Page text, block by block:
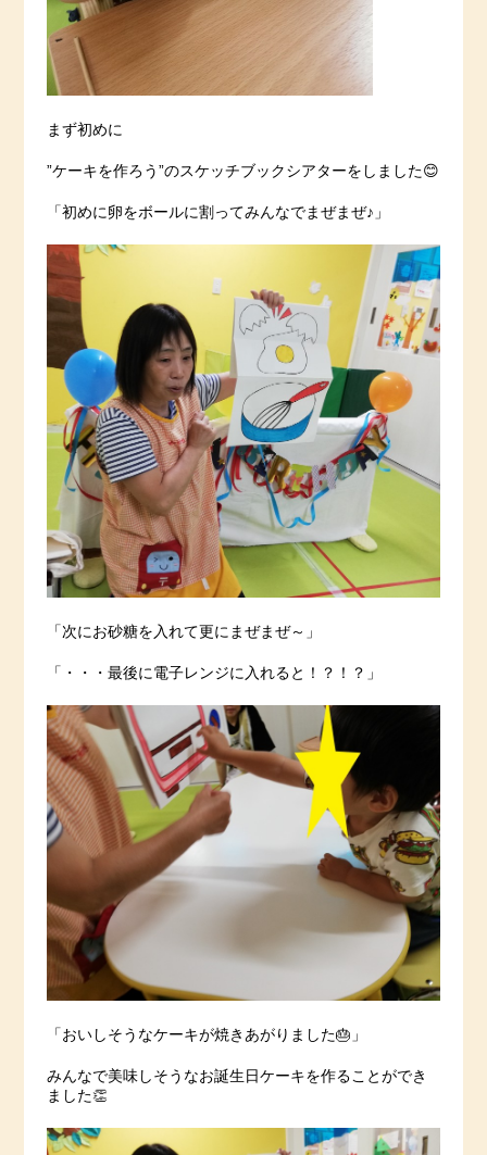
まず初めに
”ケーキを作ろう”のスケッチブックシアターをしました😊
「初めに卵をボールに割ってみんなでまぜまぜ♪」
「次にお砂糖を入れて更にまぜまぜ～」
「・・・最後に電子レンジに入れると！？！？」
「おいしそうなケーキが焼きあがりました🎂」
みんなで美味しそうなお誕生日ケーキを作ることができ
ました👏